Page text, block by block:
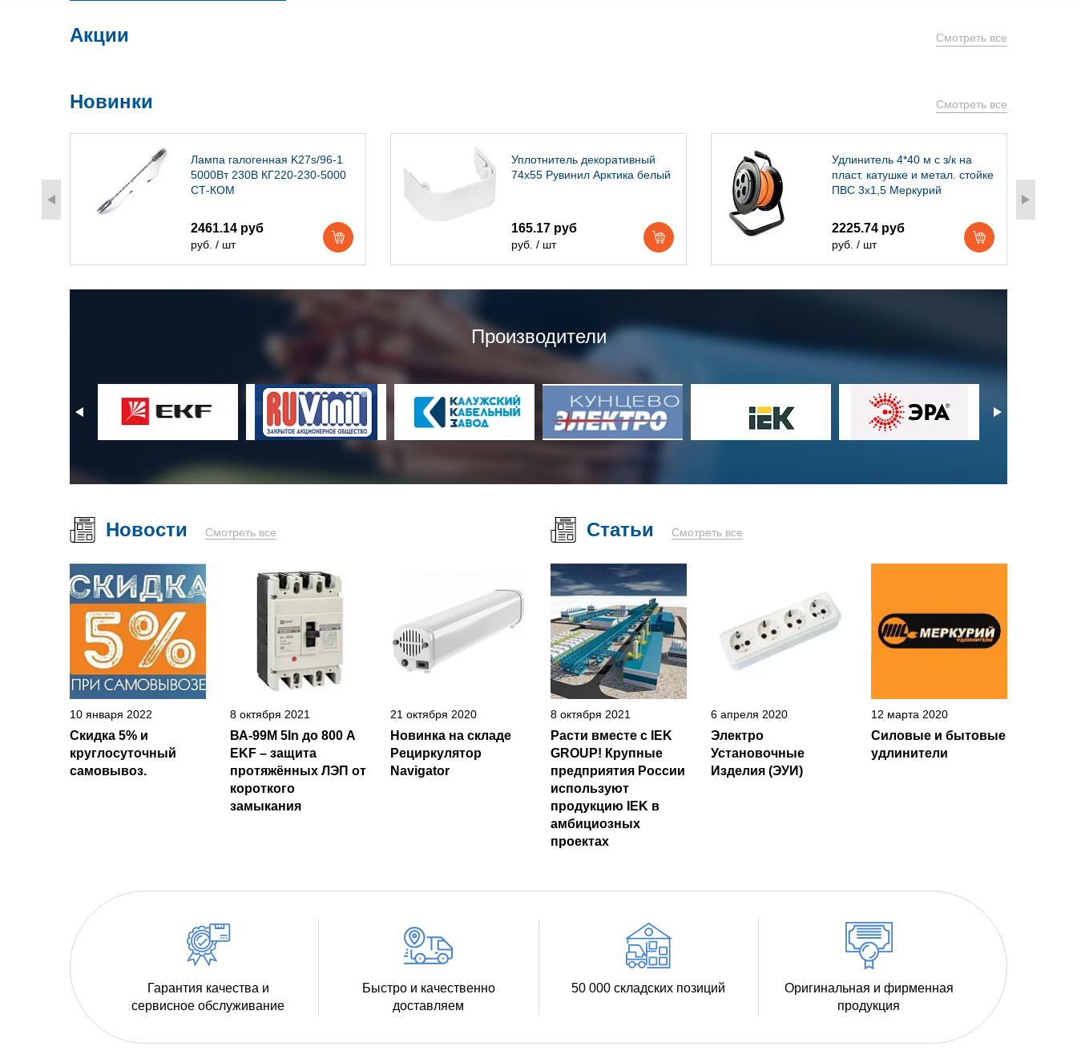
Акции Смотреть все
Новинки Смотреть все
Лампа галогенная K27s/96-1
5000Вт 230В КГ220-230-5000
СТ-КОМ
2461.14 руб
руб. / шт
Уплотнитель декоративный
74х55 Рувинил Арктика белый
165.17 руб
руб. / шт
Удлинитель 4*40 м с з/к на
пласт. катушке и метал. стойке
ПВС 3х1,5 Меркурий
2225.74 руб
руб. / шт
Производители
Новости Смотреть все
10 января 2022
Скидка 5% и
круглосуточный
самовывоз.
8 октября 2021
ВА-99М 5In до 800 А
EKF – защита
протяжённых ЛЭП от
короткого
замыкания
21 октября 2020
Новинка на складе
Рециркулятор
Navigator
Статьи Смотреть все
8 октября 2021
Расти вместе с IEK
GROUP! Крупные
предприятия России
используют
продукцию IEK в
амбициозных
проектах
6 апреля 2020
Электро
Установочные
Изделия (ЭУИ)
12 марта 2020
Силовые и бытовые
удлинители
Гарантия качества и
сервисное обслуживание
Быстро и качественно
доставляем
50 000 складских позиций
Оригинальная и фирменная
продукция